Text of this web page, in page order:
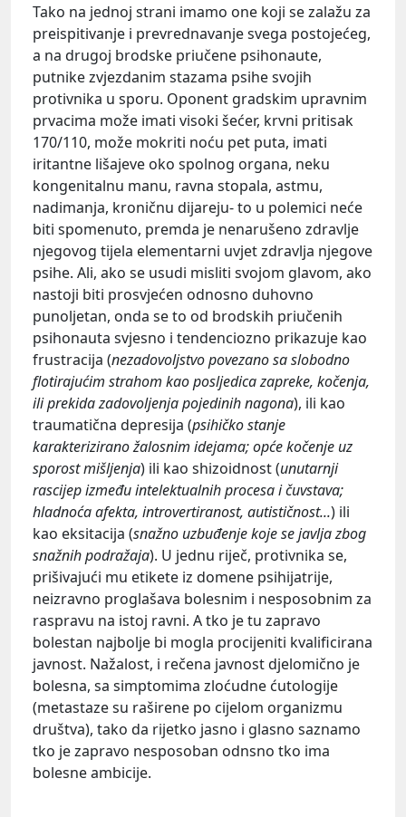
Tako na jednoj strani imamo one koji se zalažu za
preispitivanje i prevrednavanje svega postojećeg,
a na drugoj brodske priučene psihonaute,
putnike zvjezdanim stazama psihe svojih
protivnika u sporu. Oponent gradskim upravnim
prvacima može imati visoki šećer, krvni pritisak
170/110, može mokriti noću pet puta, imati
iritantne lišajeve oko spolnog organa, neku
kongenitalnu manu, ravna stopala, astmu,
nadimanja, kroničnu dijareju- to u polemici neće
biti spomenuto, premda je nenarušeno zdravlje
njegovog tijela elementarni uvjet zdravlja njegove
psihe. Ali, ako se usudi misliti svojom glavom, ako
nastoji biti prosvjećen odnosno duhovno
punoljetan, onda se to od brodskih priučenih
psihonauta svjesno i tendenciozno prikazuje kao
frustracija (nezadovoljstvo povezano sa slobodno
flotirajućim strahom kao posljedica zapreke, kočenja,
ili prekida zadovoljenja pojedinih nagona), ili kao
traumatična depresija (psihičko stanje
karakterizirano žalosnim idejama; opće kočenje uz
sporost mišljenja) ili kao shizoidnost (unutarnji
rascijep između intelektualnih procesa i čuvstava;
hladnoća afekta, introvertiranost, autističnost...) ili
kao eksitacija (snažno uzbuđenje koje se javlja zbog
snažnih podražaja). U jednu riječ, protivnika se,
prišivajući mu etikete iz domene psihijatrije,
neizravno proglašava bolesnim i nesposobnim za
raspravu na istoj ravni. A tko je tu zapravo
bolestan najbolje bi mogla procijeniti kvalificirana
javnost. Nažalost, i rečena javnost djelomično je
bolesna, sa simptomima zloćudne ćutologije
(metastaze su raširene po cijelom organizmu
društva), tako da rijetko jasno i glasno saznamo
tko je zapravo nesposoban odnsno tko ima
bolesne ambicije.